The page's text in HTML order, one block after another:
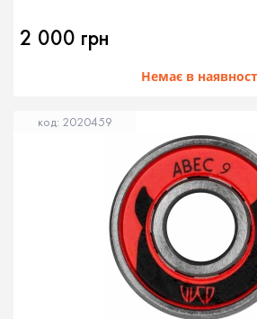
2 000 грн
Немає в
код: 2020459